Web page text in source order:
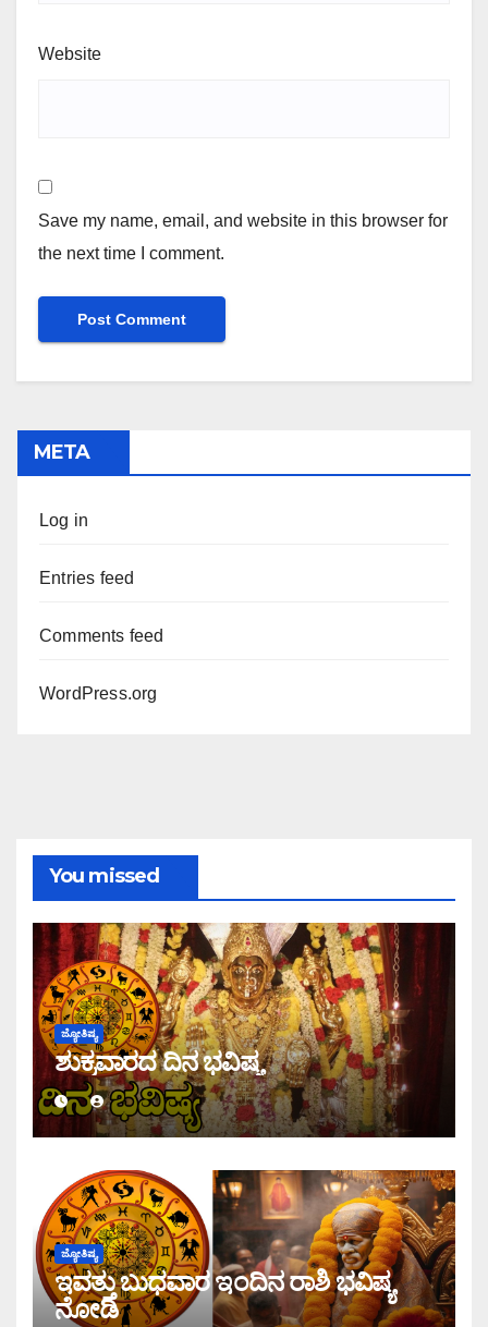
Website
Save my name, email, and website in this browser for
the next time I comment.
META
Log in
Entries feed
Comments feed
WordPress.org
You missed
ಜ್ಯೋತಿಷ್ಯ
ಶುಕ್ರವಾರದ ದಿನ ಭವಿಷ್ಯ
ಜ್ಯೋತಿಷ್ಯ
ಇವತ್ತು ಬುಧವಾರ ಇಂದಿನ ರಾಶಿ ಭವಿಷ್ಯ
ನೋಡಿ